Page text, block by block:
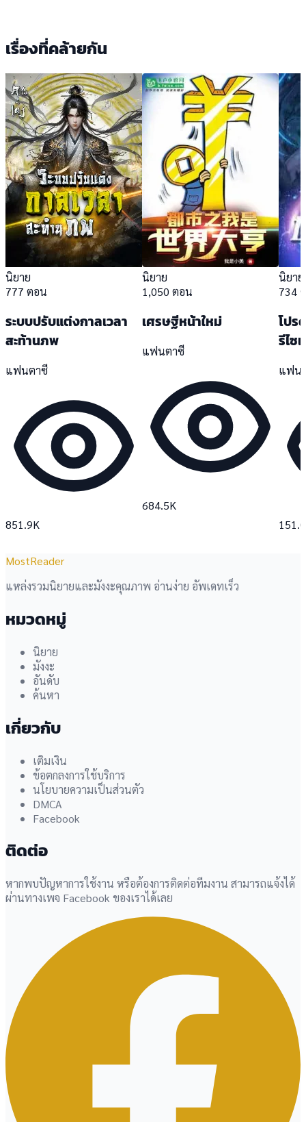
เรื่องที่คล้ายกัน
นิยาย
777 ตอน
ระบบปรับแต่งกาลเวลา
สะท้านภพ
แฟนตาซี
851.9K
นิยาย
1,050 ตอน
เศรษฐีหน้าใหม่
แฟนตาซี
684.5K
นิยาย
734
โปร
รีไซ
แฟน
MostReader
แหล่งรวมนิยายและมังงะคุณภาพ อ่านง่าย อัพเดทเร็ว
หมวดหมู่
นิยาย
มังงะ
อันดับ
ค้นหา
เกี่ยวกับ
เติมเงิน
ข้อตกลงการใช้บริการ
นโยบายความเป็นส่วนตัว
DMCA
Facebook
ติดต่อ
หากพบปัญหาการใช้งาน หรือต้องการติดต่อทีมงาน สามารถแจ้งได้
ผ่านทางเพจ Facebook ของเราได้เลย